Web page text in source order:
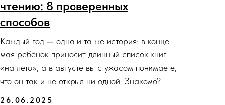
чтению: 8 проверенных
способов
Каждый год — одна и та же история: в конце
мая ребёнок приносит длинный список книг
«на лето», а в августе вы с ужасом понимаете,
что он так и не открыл ни одной. Знакомо?
26.06.2025